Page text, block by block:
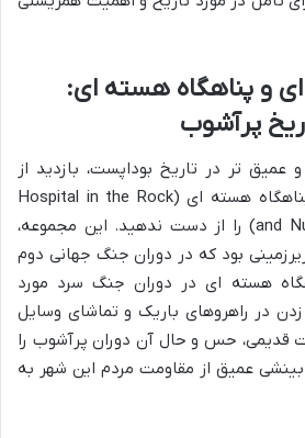
و پناهگاه هسته ای:
پرآشوب
عمیق تر در تاریخ بوداپست، بازدید از
بیمارستان صخره ای و پناهگاه هسته ای (Hospital in the Rock
and Nuclear Bunker Museum) را از دست ندهید. این مجموعه،
بود که در دوران جنگ جهانی دوم
هسته ای در دوران جنگ سرد مورد
در راهروهای باریک و تماشای وسایل
قدیمی، حس و حال آن دوران پرآشوب را
عمیق از مقاومت مردم این شهر به